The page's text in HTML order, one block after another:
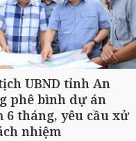
UBND tỉnh An
phê bình dự án
6 tháng, yêu cầu xử
nhiệm